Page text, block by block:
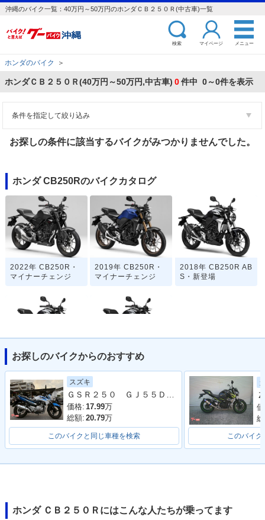
沖縄のバイク一覧：40万円～50万円のホンダＣＢ２５０Ｒ(中古車)一覧
検索 マイページ メニュー
ホンダのバイク ＞
ホンダＣＢ２５０Ｒ(40万円～50万円,中古車) 0件中 0～0件を表示
条件を指定して絞り込み
お探しの条件に該当するバイクがみつかりませんでした。
ホンダ CB250Rのバイクカタログ
2022年 CB250R・
マイナーチェンジ
2019年 CB250R・
マイナーチェンジ
2018年 CB250R AB
S・新登場
お探しのバイクからのおすすめ
スズキ
ＧＳＲ２５０ ＧＪ５５Ｄ型 ノーマル 自賠責保険
価格: 17.99万
総額: 20.79万
このバイクと同じ車種を検索 このバイク
ホンダ ＣＢ２５０Ｒにはこんな人たちが乗ってます